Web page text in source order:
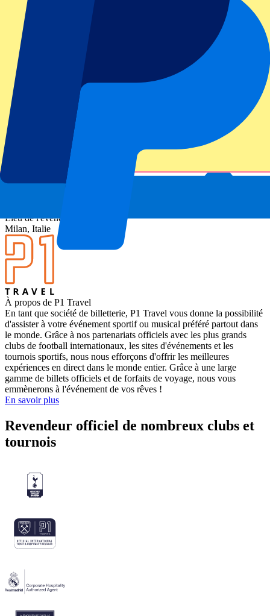
Envoyer
Vos informations seront utilisées conformément à notre
Privacy
Policy
Merci d'avoir envoyé le formulaire !
Informations sur l'événement
À propos de FC Internazionale Milano vs US
Cremonese
Serie A 2025-2026
FC Internazionale Milano vs US Cremonese
Lieu de l'événement
Milan, Italie
À propos de P1 Travel
En tant que société de billetterie, P1 Travel vous donne la possibilité
d'assister à votre événement sportif ou musical préféré partout dans
le monde. Grâce à nos partenariats officiels avec les plus grands
clubs de football internationaux, les sites d'événements et les
tournois sportifs, nous nous efforçons d'offrir les meilleures
expériences en direct dans le monde entier. Grâce à une large
gamme de billets officiels et de forfaits de voyage, nous vous
emmènerons à l'événement de vos rêves !
En savoir plus
Revendeur officiel de nombreux clubs et
tournois